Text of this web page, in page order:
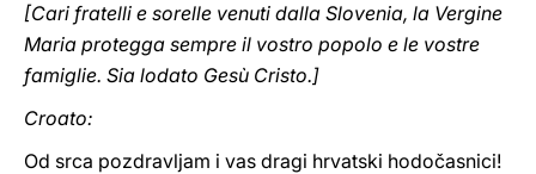
[Cari fratelli e sorelle venuti dalla Slovenia, la Vergine
Maria protegga sempre il vostro popolo e le vostre
famiglie. Sia lodato Gesù Cristo.]
Croato:
Od srca pozdravljam i vas dragi hrvatski hodočasnici!